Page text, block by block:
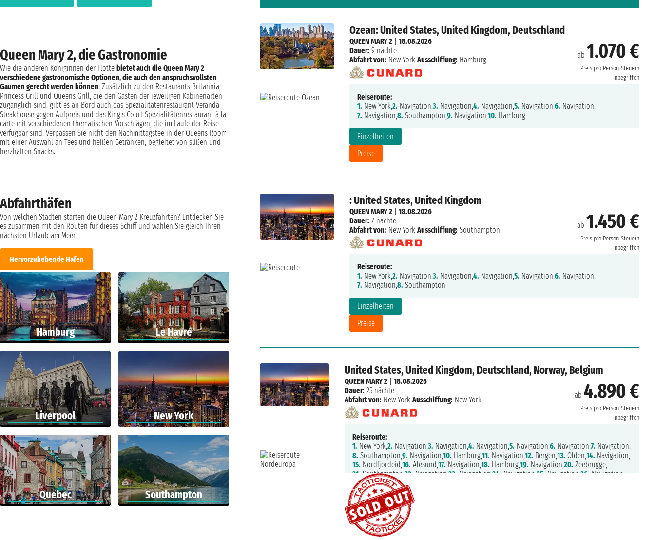
Ozean: United States, United Kingdom, Deutschland
ab 1.070 €
Preis pro Person Steuern
inbegriffen
Einzelheiten
Preise
QUEEN MARY 2 |18.08.2026
Dauer: 9 nächte
Abfahrt von: New York Ausschiffung: Hamburg
Reiseroute:
1. New York,2. Navigation,3. Navigation,4. Navigation,5. Navigation,6. Navigation,
7. Navigation,8. Southampton,9. Navigation,10. Hamburg
: United States, United Kingdom
ab 1.450 €
Preis pro Person Steuern
inbegriffen
Einzelheiten
Preise
QUEEN MARY 2 |18.08.2026
Dauer: 7 nächte
Abfahrt von: New York Ausschiffung: Southampton
Reiseroute:
1. New York,2. Navigation,3. Navigation,4. Navigation,5. Navigation,6. Navigation,
7. Navigation,8. Southampton
United States, United Kingdom, Deutschland, Norway, Belgium
ab 4.890 €
Preis pro Person Steuern
inbegriffen
QUEEN MARY 2 |18.08.2026
Dauer: 25 nächte
Abfahrt von: New York Ausschiffung: New York
Reiseroute:
1. New York,2. Navigation,3. Navigation,4. Navigation,5. Navigation,6. Navigation,7. Navigation,
8. Southampton,9. Navigation,10. Hamburg,11. Navigation,12. Bergen,13. Olden,14. Navigation,
15. Nordfjordeid,16. Alesund,17. Navigation,18. Hamburg,19. Navigation,20. Zeebrugge,
21. Southampton,22. Navigation,23. Navigation,24. Navigation,25. Navigation,26. Navigation,
27.Navigation,28.New York
Abfahrthäfen
Von welchen Städten starten die Queen Mary 2-Kreuzfahrten? Entdecken Sie
es zusammen mit den Routen für dieses Schiff und wählen Sie gleich Ihren
nächsten Urlaub am Meer
Hervorzuhebende Hafen
Hamburg Le Havre
Liverpool New York
Quebec Southampton
Queen Mary 2, die Gastronomie
Wie die anderen Königinnen der Flotte bietet auch die Queen Mary 2
verschiedene gastronomische Optionen, die auch den anspruchsvollsten
Gaumen gerecht werden können. Zusätzlich zu den Restaurants Britannia,
Princess Grill und Queens Grill, die den Gästen der jeweiligen Kabinenarten
zugänglich sind, gibt es an Bord auch das Spezialitätenrestaurant Veranda
Steakhouse gegen Aufpreis und das King's Court Spezialitätenrestaurant à la
carte mit verschiedenen thematischen Vorschlägen, die im Laufe der Reise
verfügbar sind. Verpassen Sie nicht den Nachmittagstee in der Queens Room
mit einer Auswahl an Tees und heißen Getränken, begleitet von süßen und
herzhaften Snacks.